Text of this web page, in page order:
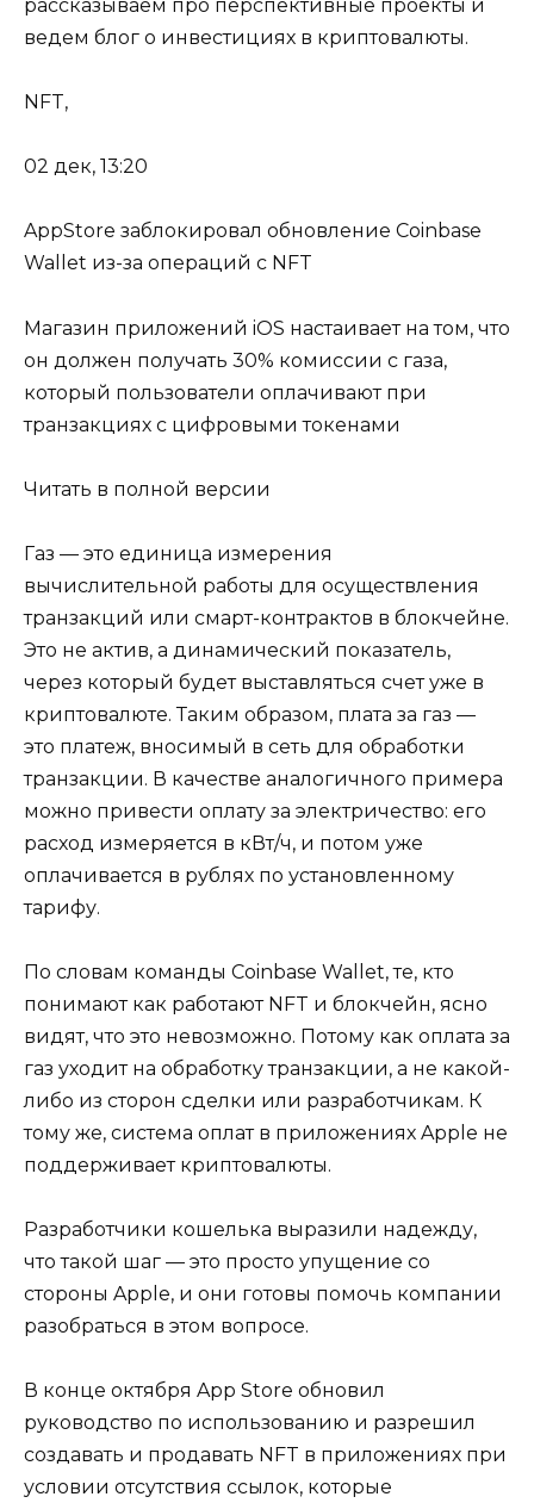
рассказываем про перспективные проекты и
ведем блог о инвестициях в криптовалюты.
NFT,
02 дек, 13:20
AppStore заблокировал обновление Coinbase
Wallet из-за операций с NFT
Магазин приложений iOS настаивает на том, что
он должен получать 30% комиссии с газа,
который пользователи оплачивают при
транзакциях с цифровыми токенами
Читать в полной версии
Газ — это единица измерения
вычислительной работы для осуществления
транзакций или смарт-контрактов в блокчейне.
Это не актив, а динамический показатель,
через который будет выставляться счет уже в
криптовалюте. Таким образом, плата за газ —
это платеж, вносимый в сеть для обработки
транзакции. В качестве аналогичного примера
можно привести оплату за электричество: его
расход измеряется в кВт/ч, и потом уже
оплачивается в рублях по установленному
тарифу.
По словам команды Coinbase Wallet, те, кто
понимают как работают NFT и блокчейн, ясно
видят, что это невозможно. Потому как оплата за
газ уходит на обработку транзакции, а не какой-
либо из сторон сделки или разработчикам. К
тому же, система оплат в приложениях Apple не
поддерживает криптовалюты.
Разработчики кошелька выразили надежду,
что такой шаг — это просто упущение со
стороны Apple, и они готовы помочь компании
разобраться в этом вопросе.
В конце октября App Store обновил
руководство по использованию и разрешил
создавать и продавать NFT в приложениях при
условии отсутствия ссылок, которые